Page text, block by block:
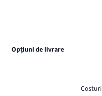
Opțiuni de livrare